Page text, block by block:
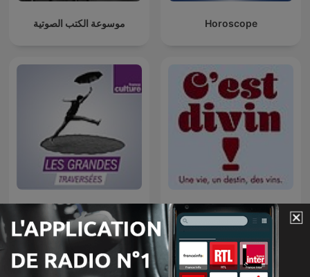
موسوعة الكتب الصوتية Horoscope
Les Grandes traversées C’EST DIVIN